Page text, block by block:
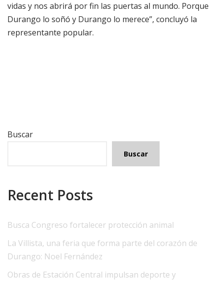
vidas y nos abrirá por fin las puertas al mundo. Porque
Durango lo soñó y Durango lo merece”, concluyó la
representante popular.
Buscar
Buscar
Recent Posts
Busca Congreso fortalecer protección animal
La Villista, una feria que forma parte del corazón de
Durango: Noel Fernández
Obras de Estación Central impulsan deporte y